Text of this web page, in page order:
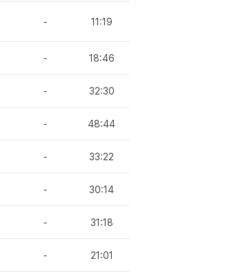
- 11:19
- 18:46
- 32:30
- 48:44
- 33:22
- 30:14
- 31:18
- 21:01